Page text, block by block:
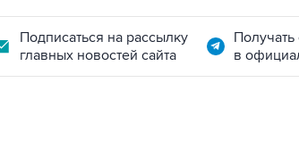
Подписаться на рассылку
главных новостей сайта
в